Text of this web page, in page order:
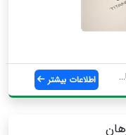
اطلاعات بیشتر